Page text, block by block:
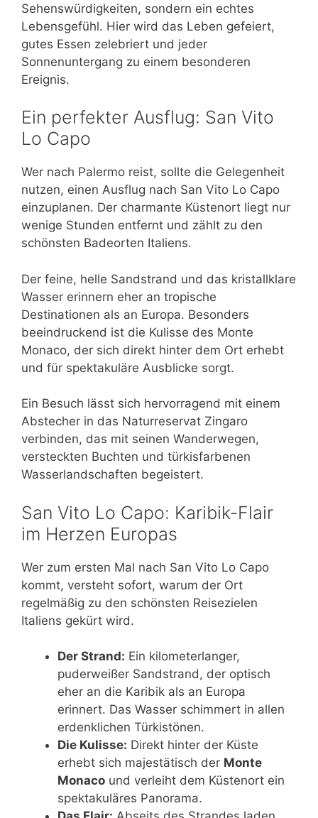
Sehenswürdigkeiten, sondern ein echtes
Lebensgefühl. Hier wird das Leben gefeiert,
gutes Essen zelebriert und jeder
Sonnenuntergang zu einem besonderen
Ereignis.
Ein perfekter Ausflug: San Vito
Lo Capo
Wer nach Palermo reist, sollte die Gelegenheit
nutzen, einen Ausflug nach San Vito Lo Capo
einzuplanen. Der charmante Küstenort liegt nur
wenige Stunden entfernt und zählt zu den
schönsten Badeorten Italiens.
Der feine, helle Sandstrand und das kristallklare
Wasser erinnern eher an tropische
Destinationen als an Europa. Besonders
beeindruckend ist die Kulisse des Monte
Monaco, der sich direkt hinter dem Ort erhebt
und für spektakuläre Ausblicke sorgt.
Ein Besuch lässt sich hervorragend mit einem
Abstecher in das Naturreservat Zingaro
verbinden, das mit seinen Wanderwegen,
versteckten Buchten und türkisfarbenen
Wasserlandschaften begeistert.
San Vito Lo Capo: Karibik-Flair
im Herzen Europas
Wer zum ersten Mal nach San Vito Lo Capo
kommt, versteht sofort, warum der Ort
regelmäßig zu den schönsten Reisezielen
Italiens gekürt wird.
Der Strand: Ein kilometerlanger,
puderweißer Sandstrand, der optisch
eher an die Karibik als an Europa
erinnert. Das Wasser schimmert in allen
erdenklichen Türkistönen.
Die Kulisse: Direkt hinter der Küste
erhebt sich majestätisch der Monte
Monaco und verleiht dem Küstenort ein
spektakuläres Panorama.